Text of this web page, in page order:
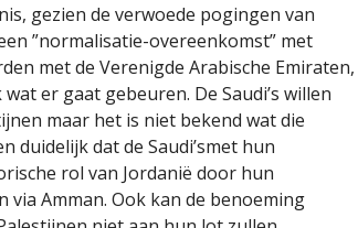
gezien de verwoede pogingen van
”normalisatie-overeenkomst” met
met de Verenigde Arabische Emiraten,
er gaat gebeuren. De Saudi’s willen
maar het is niet bekend wat die
duidelijk dat de Saudi’smet hun
rol van Jordanië door hun
Amman. Ook kan de benoeming